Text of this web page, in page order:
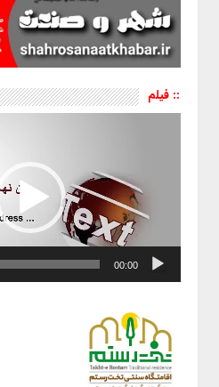
:: فیلم
نمایشگر
00:00